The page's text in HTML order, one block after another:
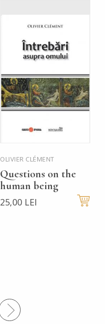
OLIVIER CLÉMENT
Questions on the
human being
25,00 LEI